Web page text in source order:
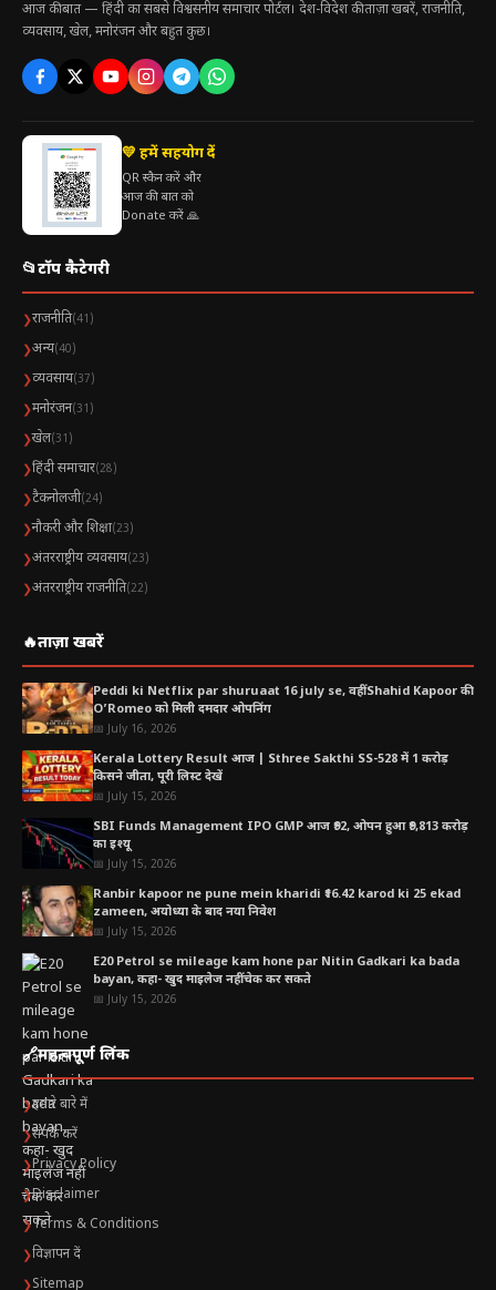
आज की बात — हिंदी का सबसे विश्वसनीय समाचार पोर्टल। देश-विदेश की ताज़ा खबरें, राजनीति,
व्यवसाय, खेल, मनोरंजन और बहुत कुछ।
💛 हमें सहयोग दें
QR स्कैन करें और
आज की बात को
Donate करें 🙏
📂टॉप कैटेगरी
❯राजनीति(41)
❯अन्य(40)
❯व्यवसाय(37)
❯मनोरंजन(31)
❯खेल(31)
❯हिंदी समाचार(28)
❯टैकनोलजी(24)
❯नौकरी और शिक्षा(23)
❯अंतरराष्ट्रीय व्यवसाय(23)
❯अंतरराष्ट्रीय राजनीति(22)
🔥ताज़ा खबरें
Peddi ki Netflix par shuruaat 16 july se, वहीं Shahid Kapoor की
O’Romeo को मिली दमदार ओपनिंग
📅 July 16, 2026
Kerala Lottery Result आज | Sthree Sakthi SS-528 में 1 करोड़
किसने जीता, पूरी लिस्ट देखें
📅 July 15, 2026
SBI Funds Management IPO GMP आज ₹92, ओपन हुआ ₹9,813 करोड़
का इश्यू
📅 July 15, 2026
Ranbir kapoor ne pune mein kharidi ₹16.42 karod ki 25 ekad
zameen, अयोध्या के बाद नया निवेश
📅 July 15, 2026
E20 Petrol se mileage kam hone par Nitin Gadkari ka bada
bayan, कहा- खुद माइलेज नहीं चेक कर सकते
📅 July 15, 2026
🔗महत्वपूर्ण लिंक
❯हमारे बारे में
❯संपर्क करें
❯Privacy Policy
❯Disclaimer
❯Terms & Conditions
❯विज्ञापन दें
❯Sitemap